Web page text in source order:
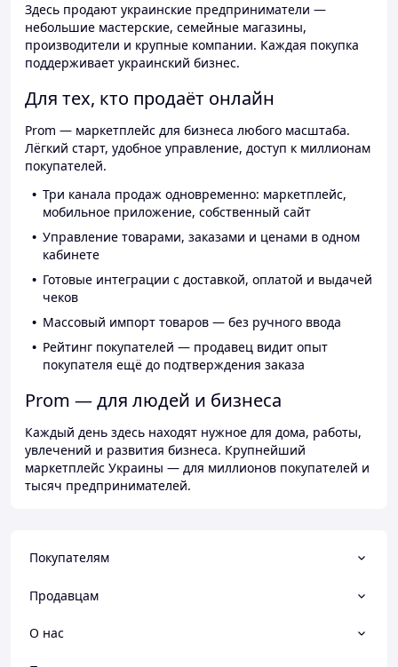
Здесь продают украинские предприниматели —
небольшие мастерские, семейные магазины,
производители и крупные компании. Каждая покупка
поддерживает украинский бизнес.
Для тех, кто продаёт онлайн
Prom — маркетплейс для бизнеса любого масштаба.
Лёгкий старт, удобное управление, доступ к миллионам
покупателей.
Три канала продаж одновременно: маркетплейс,
мобильное приложение, собственный сайт
Управление товарами, заказами и ценами в одном
кабинете
Готовые интеграции с доставкой, оплатой и выдачей
чеков
Массовый импорт товаров — без ручного ввода
Рейтинг покупателей — продавец видит опыт
покупателя ещё до подтверждения заказа
Prom — для людей и бизнеса
Каждый день здесь находят нужное для дома, работы,
увлечений и развития бизнеса. Крупнейший
маркетплейс Украины — для миллионов покупателей и
тысяч предпринимателей.
Покупателям
Продавцам
О нас